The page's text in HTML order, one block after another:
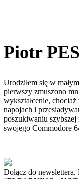
Piotr
Urodziłem się w
pierwszy zmuszono
wykształcenie,
napojach i
poszukiwaniu
swojego Commodore
Dołącz do